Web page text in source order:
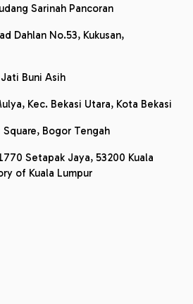
Sarinah Pancoran
Dahlan No.53, Kukusan,
Buni Asih
Kec. Bekasi Utara, Kota Bekasi
Bogor Tengah
Setapak Jaya, 53200 Kuala
of Kuala Lumpur